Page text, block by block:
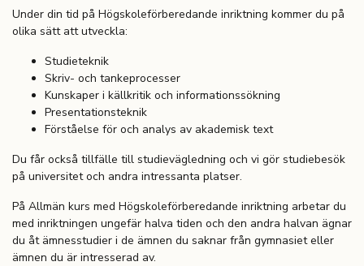
Under din tid på Högskoleförberedande inriktning kommer du på
olika sätt att utveckla:
Studieteknik
Skriv- och tankeprocesser
Kunskaper i källkritik och informationssökning
Presentationsteknik
Förståelse för och analys av akademisk text
Du får också tillfälle till studievägledning och vi gör studiebesök
på universitet och andra intressanta platser.
På Allmän kurs med Högskoleförberedande inriktning arbetar du
med inriktningen ungefär halva tiden och den andra halvan ägnar
du åt ämnesstudier i de ämnen du saknar från gymnasiet eller
ämnen du är intresserad av.